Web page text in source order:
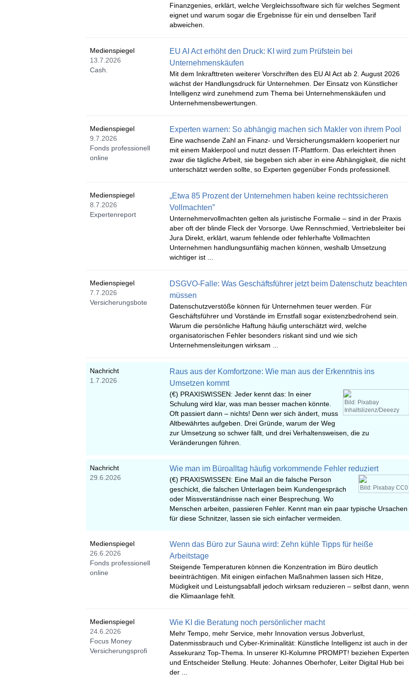
Finanzgenies, erklärt, welche Vergleichssoftware sich für welches Segment
eignet und warum sogar die Ergebnisse für ein und denselben Tarif
abweichen.
Medienspiegel
13.7.2026
Cash.
EU AI Act erhöht den Druck: KI wird zum Prüfstein bei
Unternehmenskäufen
Mit dem Inkrafttreten weiterer Vorschriften des EU AI Act ab 2. August 2026
wächst der Handlungsdruck für Unternehmen. Der Einsatz von Künstlicher
Intelligenz wird zunehmend zum Thema bei Unternehmenskäufen und
Unternehmensbewertungen.
Medienspiegel
9.7.2026
Fonds professionell
online
Experten warnen: So abhängig machen sich Makler von ihrem Pool
Eine wachsende Zahl an Finanz- und Versicherungsmaklern kooperiert nur
mit einem Maklerpool und nutzt dessen IT-Plattform. Das erleichtert ihnen
zwar die tägliche Arbeit, sie begeben sich aber in eine Abhängigkeit, die nicht
unterschätzt werden sollte, so Experten gegenüber Fonds professionell.
Medienspiegel
8.7.2026
Expertenreport
„Etwa 85 Prozent der Unternehmen haben keine rechtssicheren
Vollmachten”
Unternehmervollmachten gelten als juristische Formalie – sind in der Praxis
aber oft der blinde Fleck der Vorsorge. Uwe Rennschmied, Vertriebsleiter bei
Jura Direkt, erklärt, warum fehlende oder fehlerhafte Vollmachten
Unternehmen handlungsunfähig machen können, weshalb Umsetzung
wichtiger ist ...
Medienspiegel
7.7.2026
Versicherungsbote
DSGVO-Falle: Was Geschäftsführer jetzt beim Datenschutz beachten
müssen
Datenschutzverstöße können für Unternehmen teuer werden. Für
Geschäftsführer und Vorstände im Ernstfall sogar existenzbedrohend sein.
Warum die persönliche Haftung häufig unterschätzt wird, welche
organisatorischen Fehler besonders riskant sind und wie sich
Unternehmensleitungen wirksam ...
Nachricht
1.7.2026
Raus aus der Komfortzone: Wie man aus der Erkenntnis ins
Umsetzen kommt
Bild: Pixabay
Inhaltslizenz/Deeezy
(€) PRAXISWISSEN: Jeder kennt das: In einer
Schulung wird klar, was man besser machen könnte.
Oft passiert dann – nichts! Denn wer sich ändert, muss
Altbewährtes aufgeben. Drei Gründe, warum der Weg
zur Umsetzung so schwer fällt, und drei Verhaltensweisen, die zu
Veränderungen führen.
Nachricht
29.6.2026
Wie man im Büroalltag häufig vorkommende Fehler reduziert
Bild: Pixabay CC0
(€) PRAXISWISSEN: Eine Mail an die falsche Person
geschickt, die falschen Unterlagen beim Kundengespräch
oder Missverständnisse nach einer Besprechung. Wo
Menschen arbeiten, passieren Fehler. Kennt man ein paar typische Ursachen
für diese Schnitzer, lassen sie sich einfacher vermeiden.
Medienspiegel
26.6.2026
Fonds professionell
online
Wenn das Büro zur Sauna wird: Zehn kühle Tipps für heiße
Arbeitstage
Steigende Temperaturen können die Konzentration im Büro deutlich
beeinträchtigen. Mit einigen einfachen Maßnahmen lassen sich Hitze,
Müdigkeit und Leistungsabfall jedoch wirksam reduzieren – selbst dann, wenn
die Klimaanlage fehlt.
Medienspiegel
24.6.2026
Focus Money
Versicherungsprofi
Wie KI die Beratung noch persönlicher macht
Mehr Tempo, mehr Service, mehr Innovation versus Jobverlust,
Datenmissbrauch und Cyber-Kriminalität: Künstliche Intelligenz ist auch in der
Assekuranz Top-Thema. In unserer KI-Kolumne PROMPT! beziehen Experten
und Entscheider Stellung. Heute: Johannes Oberhofer, Leiter Digital Hub bei
der ...